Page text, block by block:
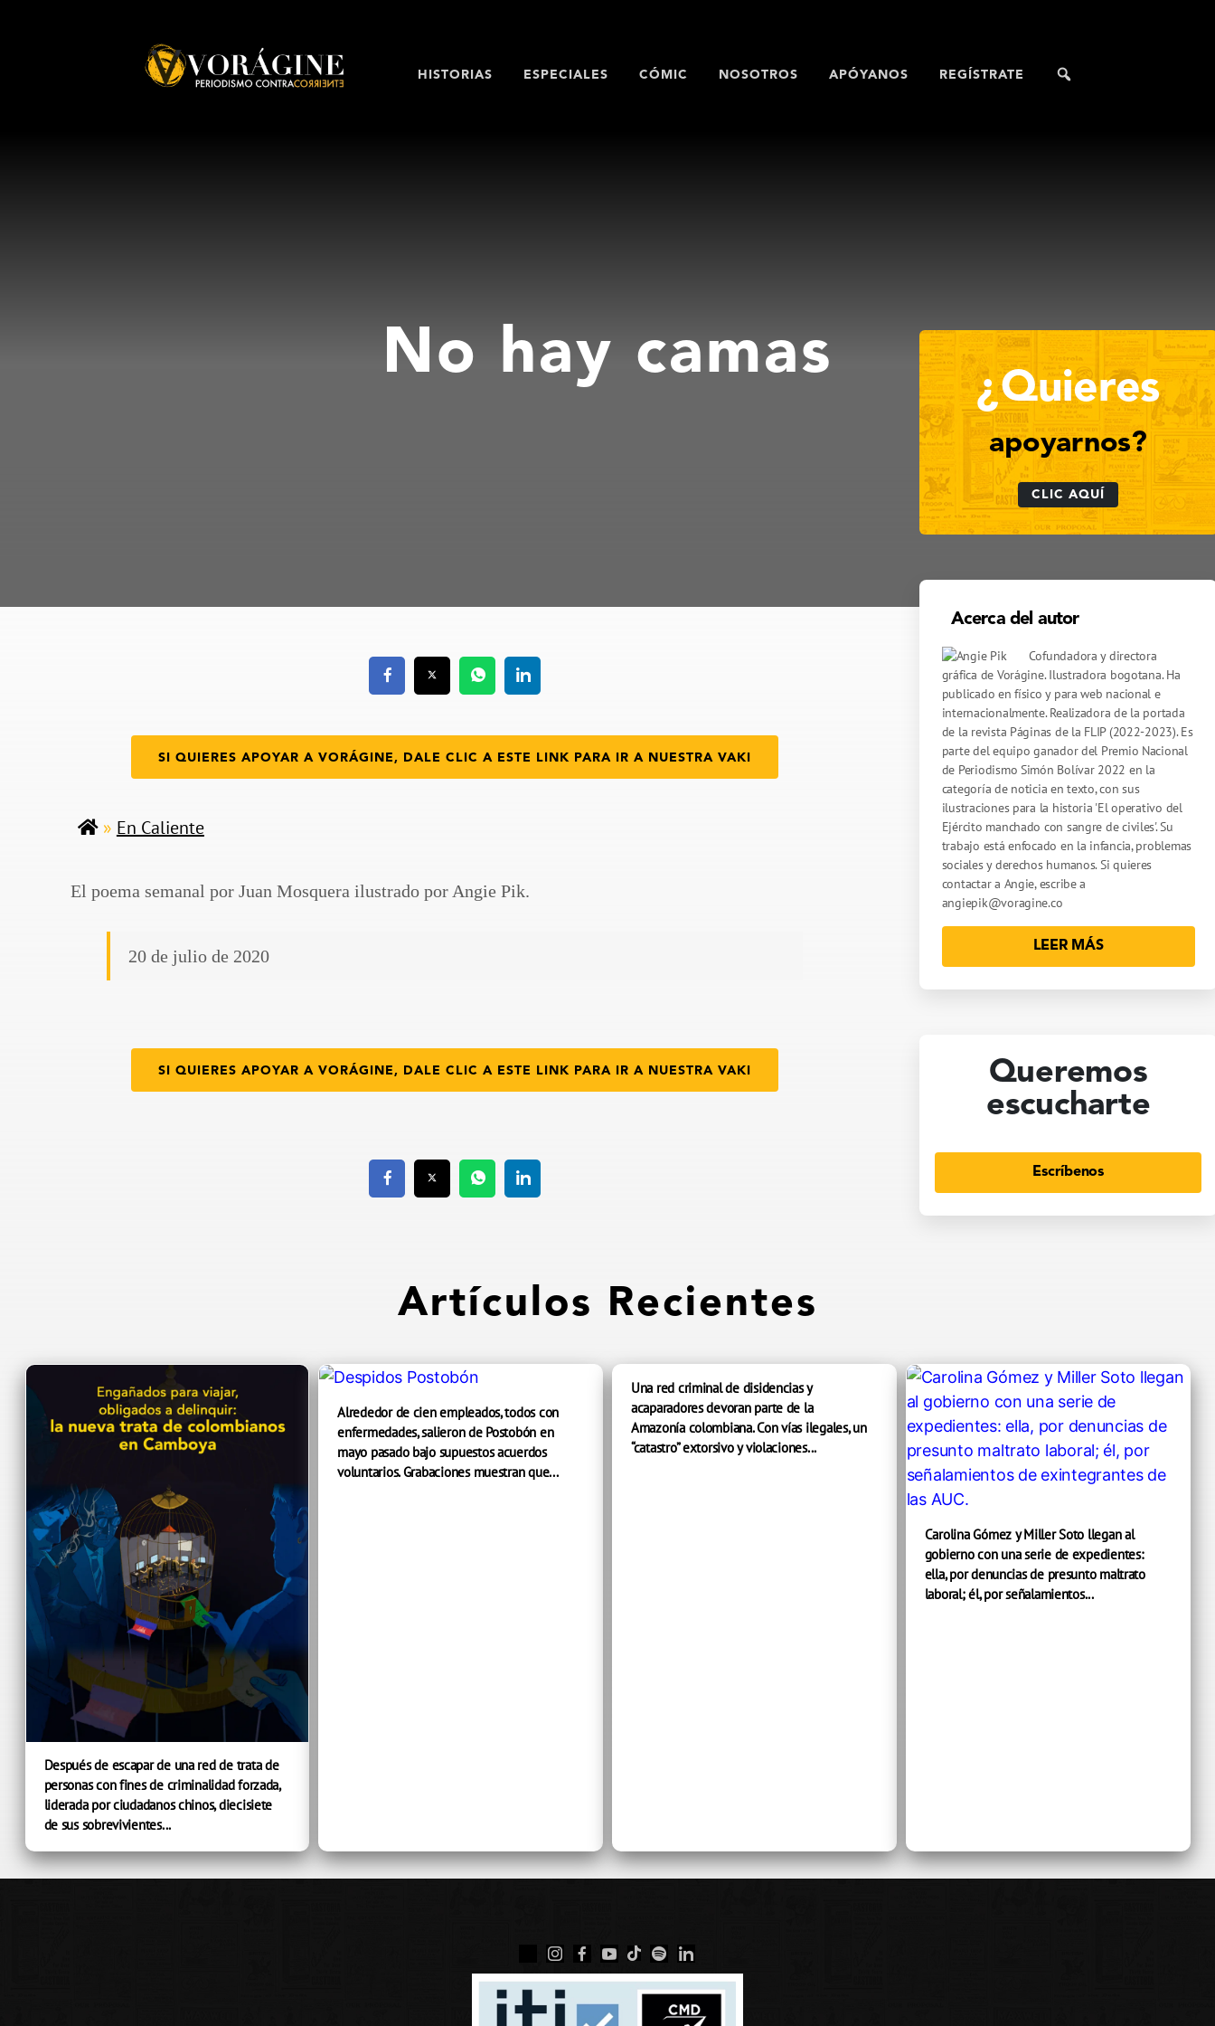
HISTORIAS ESPECIALES CÓMIC NOSOTROS APÓYANOS REGÍSTRATE
No hay camas
SI QUIERES APOYAR A VORÁGINE, DALE CLIC A ESTE LINK PARA IR A NUESTRA VAKI
» En Caliente
El poema semanal por Juan Mosquera ilustrado por Angie Pik.
20 de julio de 2020
SI QUIERES APOYAR A VORÁGINE, DALE CLIC A ESTE LINK PARA IR A NUESTRA VAKI
¿Quieres
apoyarnos?
CLIC AQUÍ
Acerca del autor
Cofundadora y directora
gráfica de Vorágine. Ilustradora bogotana. Ha
publicado en físico y para web nacional e
internacionalmente. Realizadora de la portada
de la revista Páginas de la FLIP (2022-2023). Es
parte del equipo ganador del Premio Nacional
de Periodismo Simón Bolívar 2022 en la
categoría de noticia en texto, con sus
ilustraciones para la historia 'El operativo del
Ejército manchado con sangre de civiles'. Su
trabajo está enfocado en la infancia, problemas
sociales y derechos humanos. Si quieres
contactar a Angie, escribe a
angiepik@voragine.co
LEER MÁS
Queremos
escucharte
Escríbenos
Artículos Recientes
Después de escapar de una red de trata de
personas con fines de criminalidad forzada,
liderada por ciudadanos chinos, diecisiete
de sus sobrevivientes...
Alrededor de cien empleados, todos con
enfermedades, salieron de Postobón en
mayo pasado bajo supuestos acuerdos
voluntarios. Grabaciones muestran que...
Una red criminal de disidencias y
acaparadores devoran parte de la
Amazonía colombiana. Con vías ilegales, un
“catastro” extorsivo y violaciones...
Carolina Gómez y Miller Soto llegan al
gobierno con una serie de expedientes:
ella, por denuncias de presunto maltrato
laboral; él, por señalamientos...